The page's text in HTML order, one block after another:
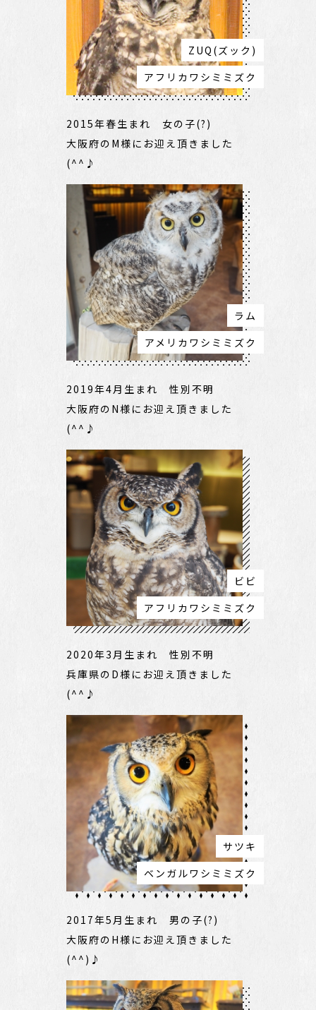
ZUQ(ズック)
アフリカワシミミズク
2015年春生まれ 女の子(?)
大阪府のM様にお迎え頂きました
(^^♪
ラム
アメリカワシミミズク
2019年4月生まれ 性別不明
大阪府のN様にお迎え頂きました
(^^♪
ビビ
アフリカワシミミズク
2020年3月生まれ 性別不明
兵庫県のD様にお迎え頂きました
(^^♪
サツキ
ベンガルワシミミズク
2017年5月生まれ 男の子(?)
大阪府のH様にお迎え頂きました
(^^)♪